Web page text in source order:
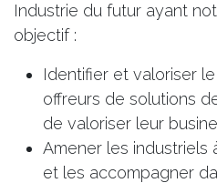
Industrie du futur ayant
objectif :
Identifier et valoriser
offreurs de solutions
de valoriser leur
Amener les industriels
et les accompagner